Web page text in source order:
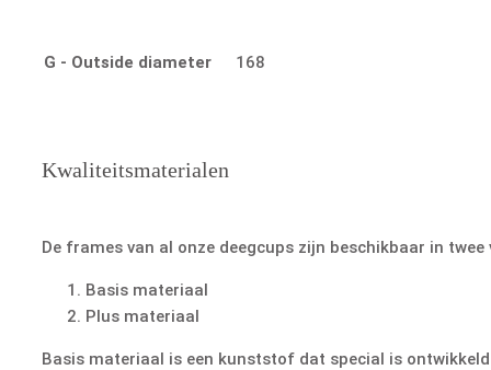
G - Outside diameter 168
Kwaliteitsmaterialen
De frames van al onze deegcups zijn beschikbaar in
Basis materiaal
Plus materiaal
Basis materiaal is een kunststof dat special is